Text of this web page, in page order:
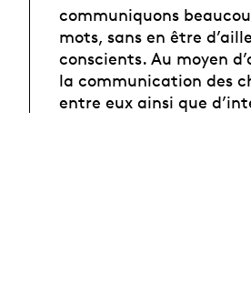
communiquons
mots, sans en être
conscients. Au moyen
la communication des
entre eux ainsi que